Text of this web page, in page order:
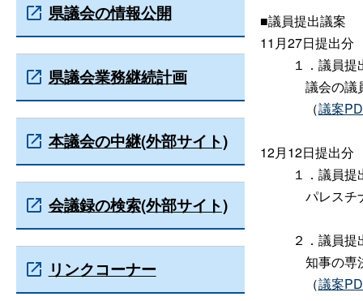
■議員提出議案
11月27日提出分
１．議員
議会の議
（議案
12月12日提出分
１．議員
パレスチ
２．議員
知事の専
（議案
県議会の情報公開
県議会業務継続計画
本議会の中継(外部サイト)
会議録の検索(外部サイト)
リンクコーナー